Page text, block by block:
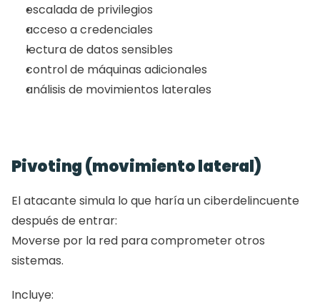
escalada de privilegios
acceso a credenciales
lectura de datos sensibles
control de máquinas adicionales
análisis de movimientos laterales
Pivoting (movimiento lateral)
El atacante simula lo que haría un ciberdelincuente
después de entrar:
Moverse por la red para comprometer otros
sistemas.
Incluye: